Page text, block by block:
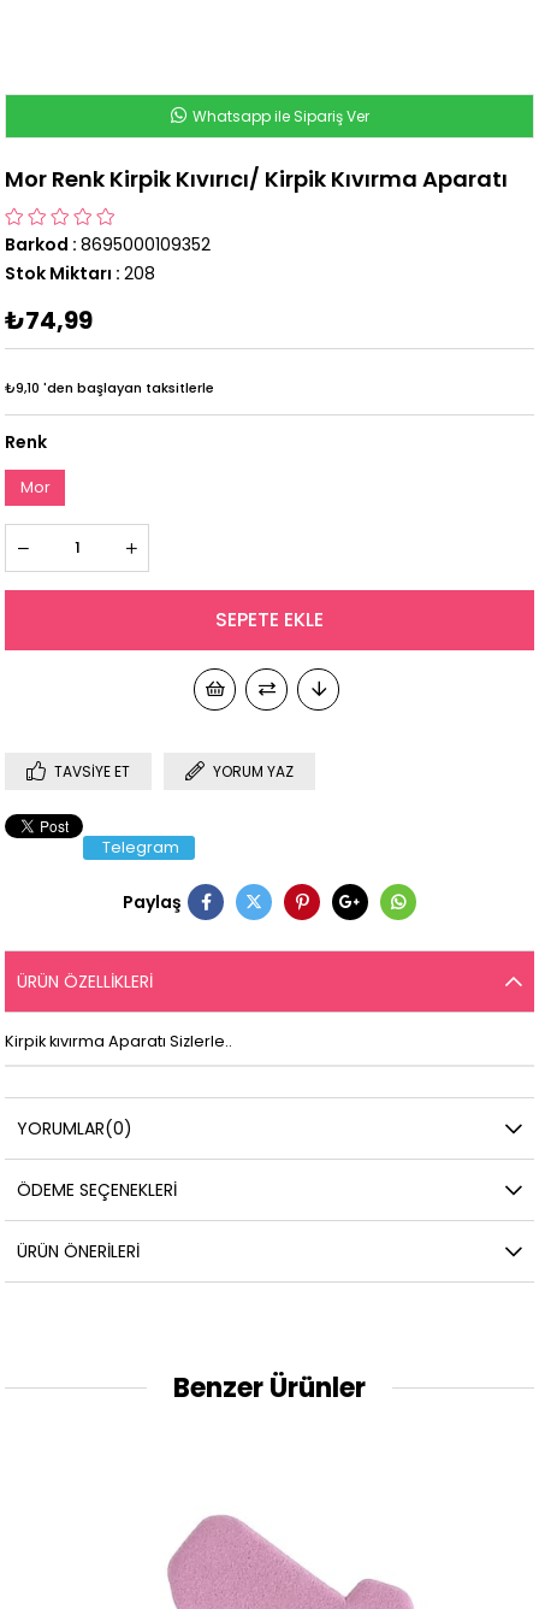
Whatsapp ile Sipariş Ver
Mor Renk Kirpik Kıvırıcı/ Kirpik Kıvırma Aparatı
Barkod : 8695000109352
Stok Miktarı : 208
₺74,99
₺9,10 'den başlayan taksitlerle
Renk
Mor
TAVSIYE ET YORUM YAZ
Telegram
Paylaş
ÜRÜN ÖZELLIKLERI
Kirpik kıvırma Aparatı Sizlerle..
YORUMLAR(0)
ÖDEME SEÇENEKLERI
ÜRÜN ÖNERILERI
Benzer Ürünler